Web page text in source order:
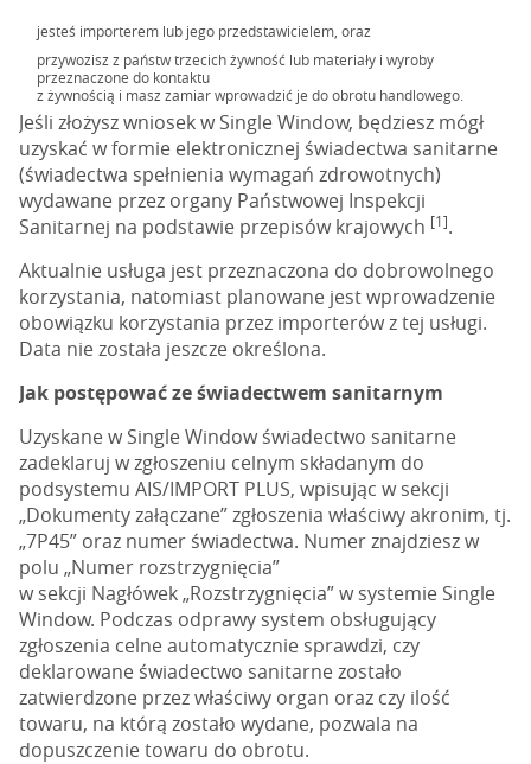
jesteś importerem lub jego przedstawicielem, oraz
przywozisz z państw trzecich żywność lub materiały i wyroby
przeznaczone do kontaktu
z żywnością i masz zamiar wprowadzić je do obrotu handlowego.
Jeśli złożysz wniosek w Single Window, będziesz mógł
uzyskać w formie elektronicznej świadectwa sanitarne
(świadectwa spełnienia wymagań zdrowotnych)
wydawane przez organy Państwowej Inspekcji
Sanitarnej na podstawie przepisów krajowych [1].
Aktualnie usługa jest przeznaczona do dobrowolnego
korzystania, natomiast planowane jest wprowadzenie
obowiązku korzystania przez importerów z tej usługi.
Data nie została jeszcze określona.
Jak postępować ze świadectwem sanitarnym
Uzyskane w Single Window świadectwo sanitarne
zadeklaruj w zgłoszeniu celnym składanym do
podsystemu AIS/IMPORT PLUS, wpisując w sekcji
„Dokumenty załączane” zgłoszenia właściwy akronim, tj.
„7P45” oraz numer świadectwa. Numer znajdziesz w
polu „Numer rozstrzygnięcia”
w sekcji Nagłówek „Rozstrzygnięcia” w systemie Single
Window. Podczas odprawy system obsługujący
zgłoszenia celne automatycznie sprawdzi, czy
deklarowane świadectwo sanitarne zostało
zatwierdzone przez właściwy organ oraz czy ilość
towaru, na którą zostało wydane, pozwala na
dopuszczenie towaru do obrotu.